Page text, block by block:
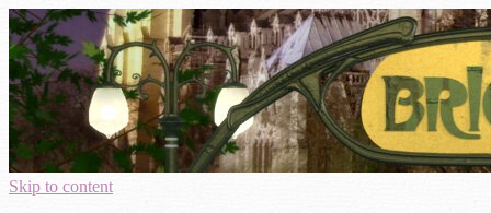
Skip to content